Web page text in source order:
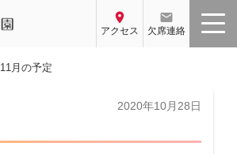
location_on
アクセス
email
欠席連絡
11月の予定
投
日:
2020年10月28日